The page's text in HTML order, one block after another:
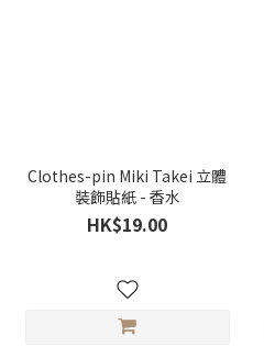
Clothes-pin Miki Takei 立體
裝飾貼紙 - 香水
HK$19.00